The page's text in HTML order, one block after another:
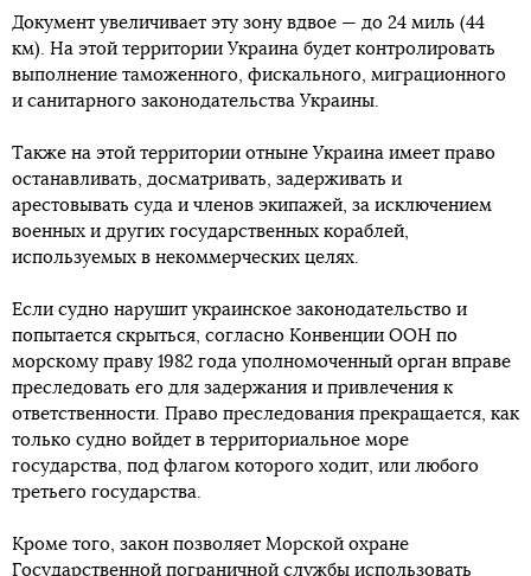
Документ увеличивает эту зону вдвое — до 24 миль (44
км). На этой территории Украина будет контролировать
выполнение таможенного, фискального, миграционного
и санитарного законодательства Украины.
Также на этой территории отныне Украина имеет право
останавливать, досматривать, задерживать и
арестовывать суда и членов экипажей, за исключением
военных и других государственных кораблей,
используемых в некоммерческих целях.
Если судно нарушит украинское законодательство и
попытается скрыться, согласно Конвенции ООН по
морскому праву 1982 года уполномоченный орган вправе
преследовать его для задержания и привлечения к
ответственности. Право преследования прекращается, как
только судно войдет в территориальное море
государства, под флагом которого ходит, или любого
третьего государства.
Кроме того, закон позволяет Морской охране
Государственной пограничной службы использовать